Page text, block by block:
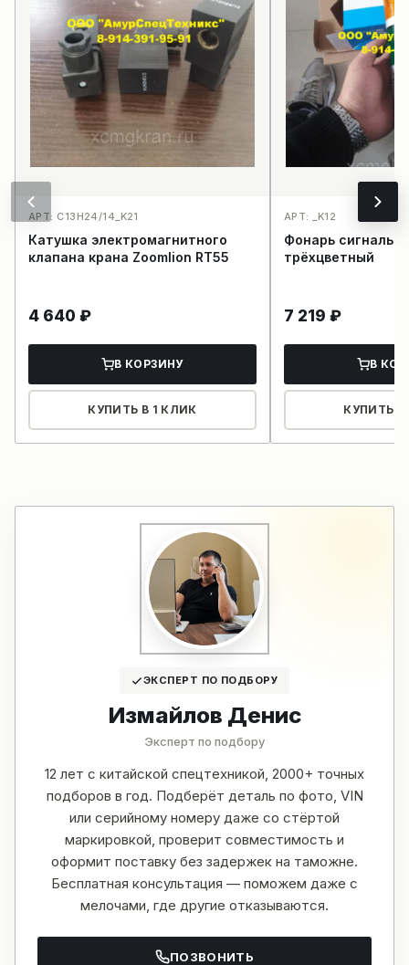
АРТ: C13H24/14_K21
Катушка электромагнитного
клапана крана Zoomlion RT55
4 640 ₽
В КОРЗИНУ
КУПИТЬ В 1 КЛИК
АРТ: _K12
Фонарь
трёхцветный
7 219 ₽
В
КУПИТЬ В
ЭКСПЕРТ ПО ПОДБОРУ
Измайлов Денис
Эксперт по подбору
12 лет с китайской спецтехникой, 2000+ точных
подборов в год. Подберёт деталь по фото, VIN
или серийному номеру даже со стёртой
маркировкой, проверит совместимость и
оформит поставку без задержек на таможне.
Бесплатная консультация — поможем даже с
мелочами, где другие отказываются.
ПОЗВОНИТЬ